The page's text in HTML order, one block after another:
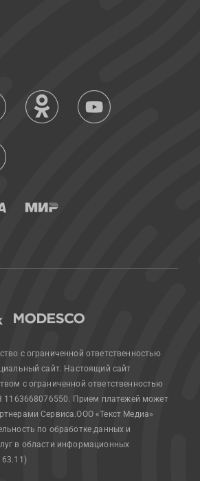
с ограниченной ответственностью
сайт. Настоящий сайт
с ограниченной ответственностью
1163668076550. Прием платежей может
Сервиса.ООО «Текст Медиа»
по обработке данных и
в области информационных